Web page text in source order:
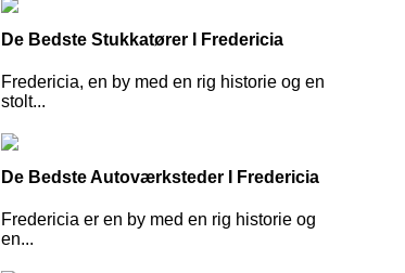
De Bedste Stukkatører I Fredericia
Fredericia, en by med en rig historie og en
stolt...
De Bedste Autoværksteder I Fredericia
Fredericia er en by med en rig historie og
en...